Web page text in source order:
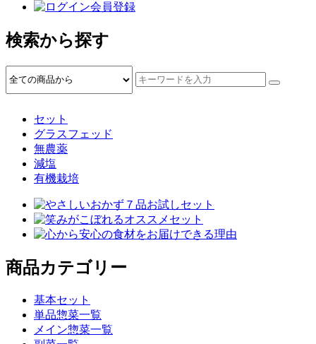
会員登録
検索から探す
セット
グラスフェッド
無農薬
減塩
有機栽培
商品カテゴリー
基本セット
単品惣菜一覧
メイン惣菜一覧